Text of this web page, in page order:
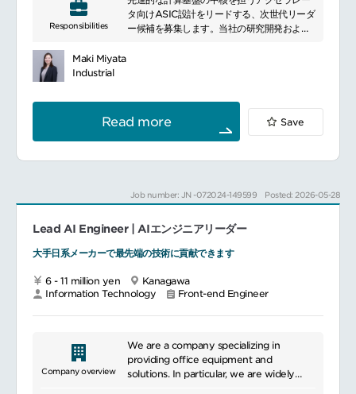
Responsibilities
タ向けASIC設計をリードする、次世代リーダ
ー候補を募集します。当社の研究開発および
ータの設計・開発・実装を一貫して行ってお
り、省電力性能および計算効率の両面で世界
トップクラスの実績を有しています。今後の
さらなる性能向上と開発強化に向け、アーキ
での競争に挑戦したい方を歓迎します。
アクセラレータアーキテクチャの研究・設計
RTL設計・実装
合成およびタイミング検証（STA）
バックエンド開発委託先との連携・支援
実機評価およびデバッグ
Maki Miyata
Industrial
Read more Save
Job number: JN -072024-149599 Posted: 2026-05-28
Lead AI Engineer | AIエンジニアリーダー
大手日系メーカーで最先端の技術に貢献できます
6 - 11 million yen
Kanagawa
Information Technology
Front-end Engineer
Company overview
We are a company specializing in
providing office equipment and
solutions. In particular, we are widely